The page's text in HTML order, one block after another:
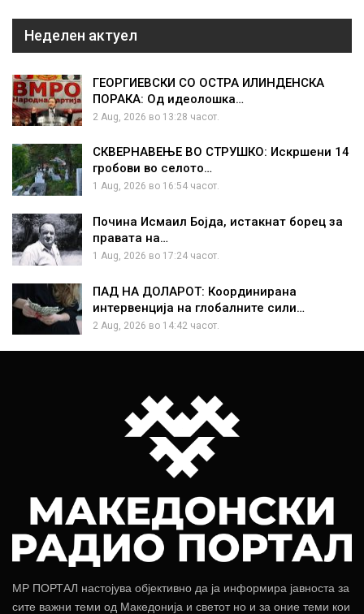
Неделен актуел
ГЕОРГИЕВСКИ СО ОСТРА ИЛИНДЕНСКА
ПОРАКА: Од идеолошка…
2 Aug, 2026 во 13:28 часот.
СКВЕРНАВЕЊЕ ВО СТРУШКО: Искршени 14
гробови во селото…
1 Aug, 2026 во 16:54 часот.
Почина Исмаил Бојда, истакнат борец за
правата на…
1 Aug, 2026 во 17:24 часот.
ПАД НА ДОЛАРОТ: Координирана
интервенција на глобалните сили…
2 Aug, 2026 во 14:42 часот.
МР ПОРТАЛ настојува објективно да ја информира јавноста за
сите важни теми од Македонија и светот но и за оние теми кои